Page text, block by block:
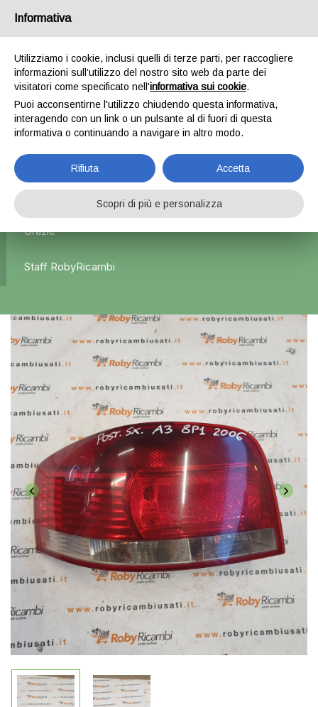
Home Esterni Fanali posteriori
Fanale Posteriore
Sinistro x Audi A3 8P1 – 2006
L'azienda Resta Chiusa Dal 5.08 Al 31.08 Qualsiasi
Ordine Verrà Accettato Ma La Spedizione Ripartirà Dal 1
Grazie
Staff RobyRicambi
Informativa
Utilizziamo i cookie, inclusi quelli di terze parti, per raccogliere
informazioni sull’utilizzo del nostro sito web da parte dei
visitatori come specificato nell'informativa sui cookie.
Puoi acconsentirne l'utilizzo chiudendo questa informativa,
interagendo con un link o un pulsante al di fuori di questa
informativa o continuando a navigare in altro modo.
Rifiuta Accetta
Scopri di più e personalizza